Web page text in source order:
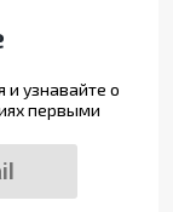
узнавайте о
первыми